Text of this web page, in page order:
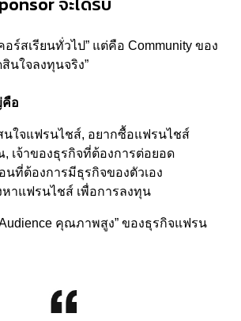
ร์สเรียนทั่วไป” แต่คือ Community ของ
นใจลงทุนจริง”
คือ
นใจแฟรนไชส์, อยากซื้อแฟรนไชส์
เจ้าของธุรกิจที่ต้องการต่อยอด
นที่ต้องการมีธุรกิจของตัวเอง
าแฟรนไชส์ เพื่อการลงทุน
Audience คุณภาพสูง” ของธุรกิจแฟรน